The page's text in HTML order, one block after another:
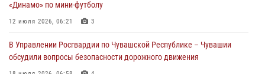
1 августа – День дежурной службы войск национальной гвардии
Российской Федерации
Директор Росгвардии Герой России генерал армии Виктор Золотов
«Динамо» по мини-футболу
12 июля 2026, 06:21 3
В Управлении Росгвардии по Чувашской Республике – Чувашии
обсудили вопросы безопасности дорожного движения